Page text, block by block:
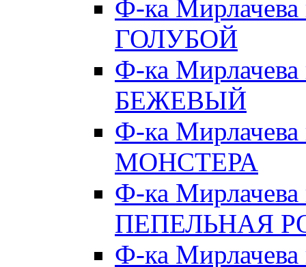
Ф-ка
ГОЛУБОЙ
Ф-ка
БЕЖЕВЫЙ
Ф-ка
МОНСТЕРА
Ф-ка
ПЕПЕЛЬНАЯ
Ф-ка